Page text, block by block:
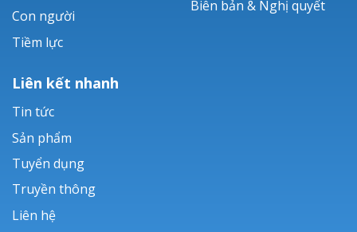
Con người
Tiềm lực
Biên bản & Nghị quyết
Liên kết nhanh
Tin tức
Sản phẩm
Tuyển dụng
Truyền thông
Liên hệ